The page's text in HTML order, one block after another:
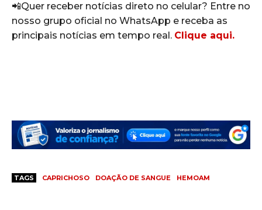
📲Quer receber notícias direto no celular? Entre no
nosso grupo oficial no WhatsApp e receba as
principais notícias em tempo real. Clique aqui.
TAGS CAPRICHOSO DOAÇÃO DE SANGUE HEMOAM